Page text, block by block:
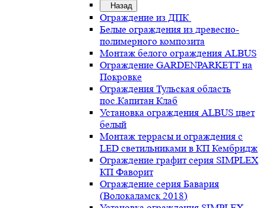
Назад
Ограждение из ДПК
Белые ограждения из древесно-
полимерного композита
Монтаж белого ограждения ALBUS
Ограждение GARDENPARKETT на
Покровке
Ограждения Тульская область
пос.Капитан Клаб
Установка ограждения ALBUS цвет
белый
Монтаж террасы и ограждения с
LED светильниками в КП Кембридж
Ограждение графит серия SIMPLEX
КП Фаворит
Ограждение серия Бавария
(Волокаламск 2018)